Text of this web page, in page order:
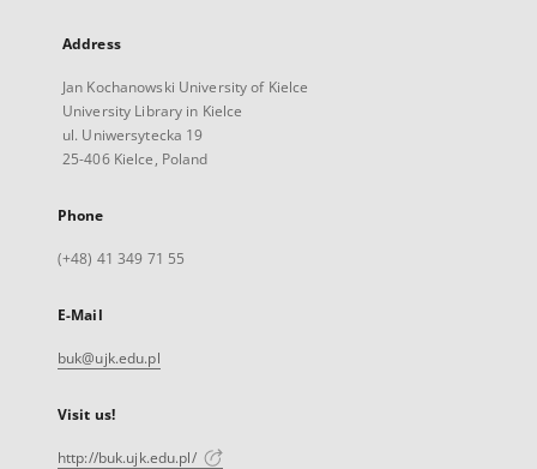
Address
Jan Kochanowski University of Kielce
University Library in Kielce
ul. Uniwersytecka 19
25-406 Kielce, Poland
Phone
(+48) 41 349 71 55
E-Mail
buk@ujk.edu.pl
Visit us!
http://buk.ujk.edu.pl/